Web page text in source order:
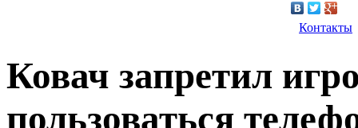
Контакты
Ковач запретил
пользоваться